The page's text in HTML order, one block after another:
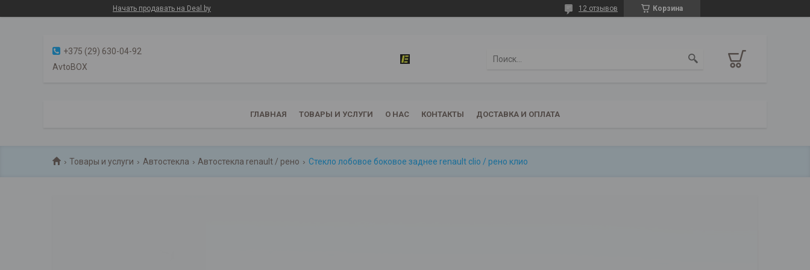
Начать продавать на Deal.by Корзина
12 отзывов
+375 (29) 630-04-92
AvtoBOX
ГЛАВНАЯ ТОВАРЫ И УСЛУГИ О НАС КОНТАКТЫ ДОСТАВКА И ОПЛАТА
Товары и услуги Автостекла Автостекла renault / рено Стекло лобовое боковое заднее renault clio / рено клио